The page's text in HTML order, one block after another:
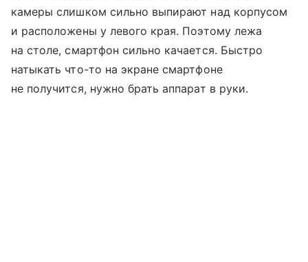
камеры слишком сильно выпирают над корпусом
и расположены у левого края. Поэтому лежа
на столе, смартфон сильно качается. Быстро
натыкать что-то на экране смартфоне
не получится, нужно брать аппарат в руки.